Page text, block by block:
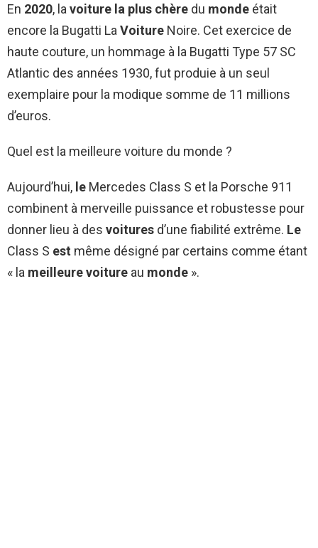
En 2020, la voiture la plus chère du monde était
encore la Bugatti La Voiture Noire. Cet exercice de
haute couture, un hommage à la Bugatti Type 57 SC
Atlantic des années 1930, fut produie à un seul
exemplaire pour la modique somme de 11 millions
d’euros.
Quel est la meilleure voiture du monde ?
Aujourd’hui, le Mercedes Class S et la Porsche 911
combinent à merveille puissance et robustesse pour
donner lieu à des voitures d’une fiabilité extrême. Le
Class S est même désigné par certains comme étant
« la meilleure voiture au monde ».